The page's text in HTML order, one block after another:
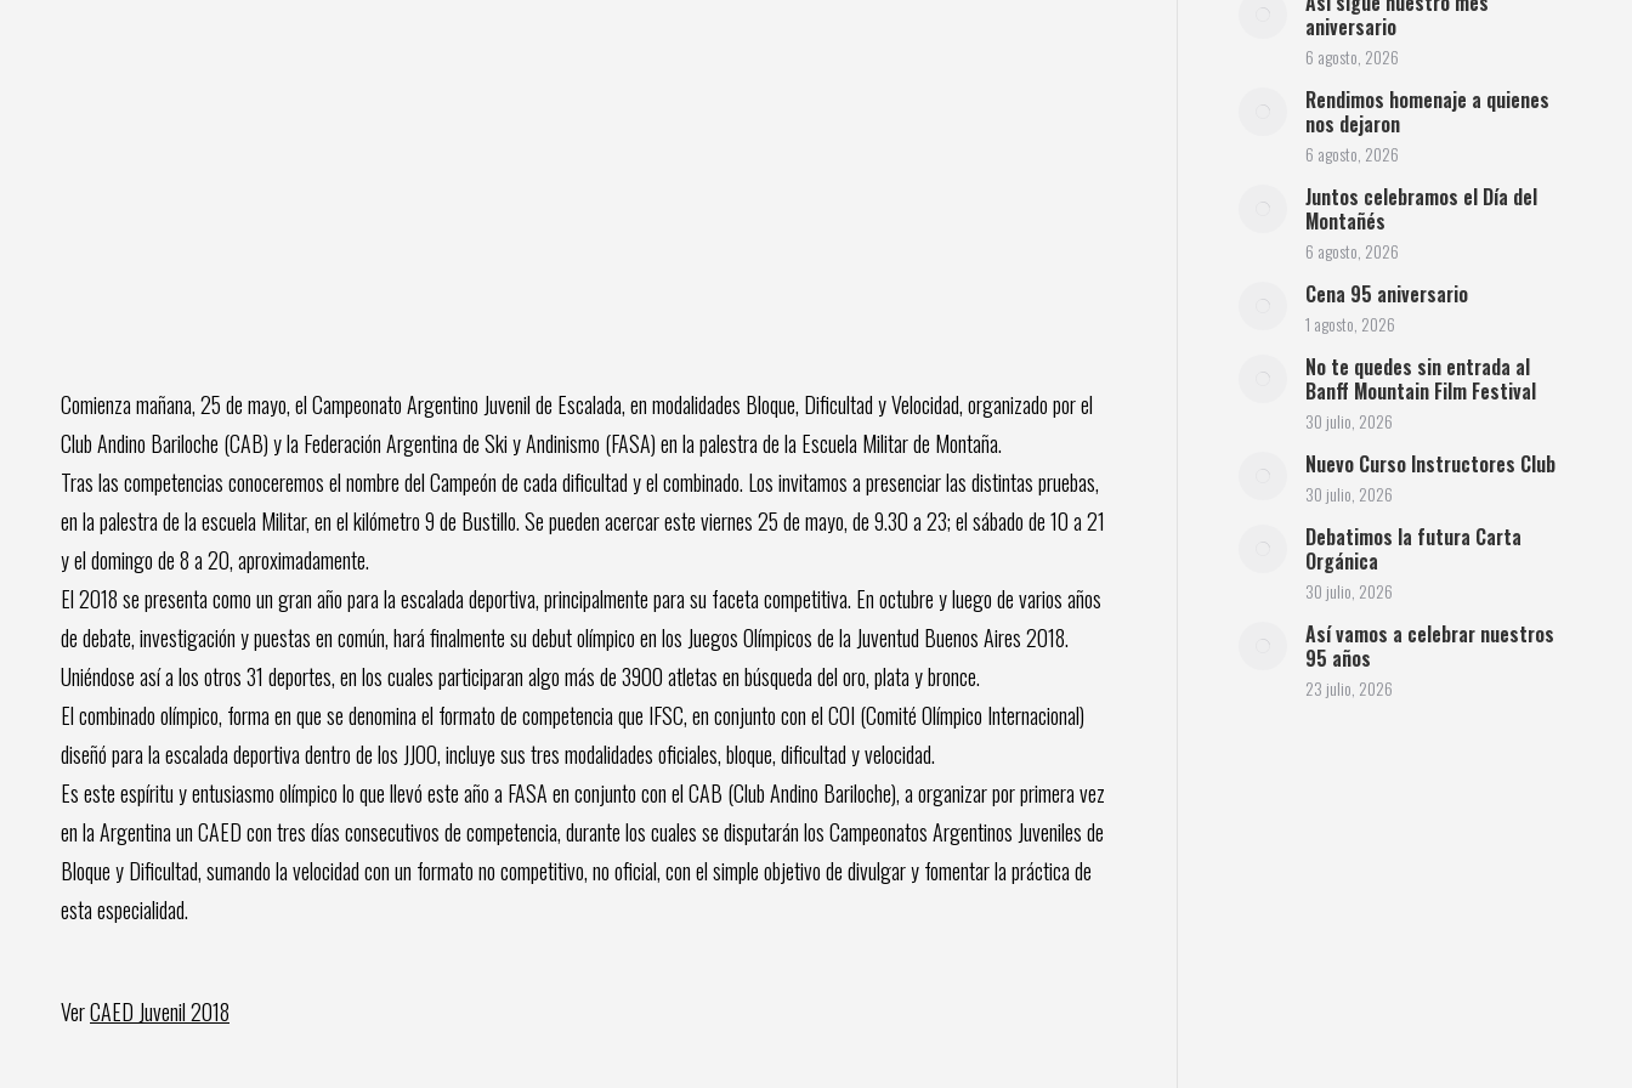
Comienza mañana, 25 de mayo, el Campeonato Argentino Juvenil de Escalada, en modalidades Bloque, Dificultad y Velocidad, organizado por el
Club Andino Bariloche (CAB) y la Federación Argentina de Ski y Andinismo (FASA) en la palestra de la Escuela Militar de Montaña.
Tras las competencias conoceremos el nombre del Campeón de cada dificultad y el combinado. Los invitamos a presenciar las distintas pruebas,
en la palestra de la escuela Militar, en el kilómetro 9 de Bustillo. Se pueden acercar este viernes 25 de mayo, de 9.30 a 23; el sábado de 10 a 21
y el domingo de 8 a 20, aproximadamente.
El 2018 se presenta como un gran año para la escalada deportiva, principalmente para su faceta competitiva. En octubre y luego de varios años
de debate, investigación y puestas en común, hará finalmente su debut olímpico en los Juegos Olímpicos de la Juventud Buenos Aires 2018.
Uniéndose así a los otros 31 deportes, en los cuales participaran algo más de 3900 atletas en búsqueda del oro, plata y bronce.
El combinado olímpico, forma en que se denomina el formato de competencia que IFSC, en conjunto con el COI (Comité Olímpico Internacional)
diseñó para la escalada deportiva dentro de los JJOO, incluye sus tres modalidades oficiales, bloque, dificultad y velocidad.
Es este espíritu y entusiasmo olímpico lo que llevó este año a FASA en conjunto con el CAB (Club Andino Bariloche), a organizar por primera vez
en la Argentina un CAED con tres días consecutivos de competencia, durante los cuales se disputarán los Campeonatos Argentinos Juveniles de
Bloque y Dificultad, sumando la velocidad con un formato no competitivo, no oficial, con el simple objetivo de divulgar y fomentar la práctica de
esta especialidad.
VerCAED Juvenil 2018
aniversario
6 agosto, 2026
Rendimos homenaje a quienes
nos dejaron
6 agosto, 2026
Juntos celebramos el Día del
Montañés
6 agosto, 2026
Cena 95 aniversario
1 agosto, 2026
No te quedes sin entrada al
Banff Mountain Film Festival
30 julio, 2026
Nuevo Curso Instructores Club
30 julio, 2026
Debatimos la futura Carta
Orgánica
30 julio, 2026
Así vamos a celebrar nuestros
95 años
23 julio, 2026